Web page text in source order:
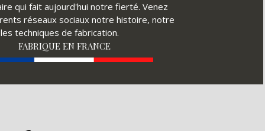
qui fait aujourd'hui notre fierté. Venez
réseaux sociaux notre histoire, notre
techniques de fabrication.
FABRIQUE EN FRANCE